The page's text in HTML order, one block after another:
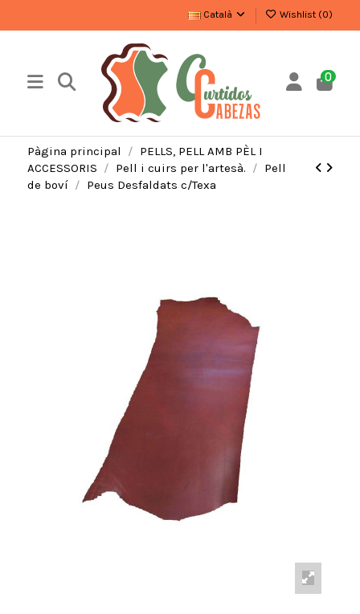
Català Wishlist (0)
0
Pàgina principal
PELLS, PELL AMB PÈL I
ACCESSORIS
Pell i cuirs per l'artesà.
Pell
de boví
Peus Desfaldats c/Texa